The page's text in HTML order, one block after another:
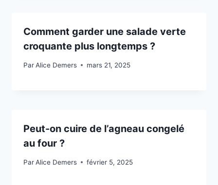
Comment garder une salade verte
croquante plus longtemps ?
ParAlice Demers mars 21, 2025
Peut-on cuire de l’agneau congelé
au four ?
ParAlice Demers février 5, 2025